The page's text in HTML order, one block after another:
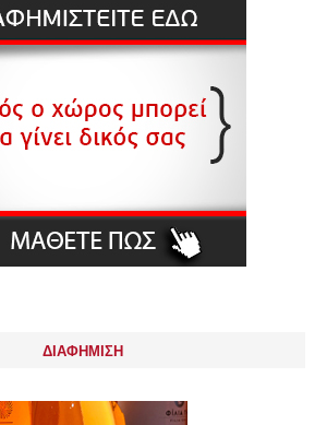
ΔΙΑΦΗΜΙΣΗ